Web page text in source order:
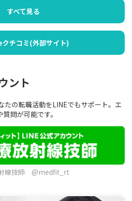
すべて見る
チコミ(外部サイト)
ント
たの転職活動をLINEでもサポート。エ
問が可能です。
線技師 @medfit_rt